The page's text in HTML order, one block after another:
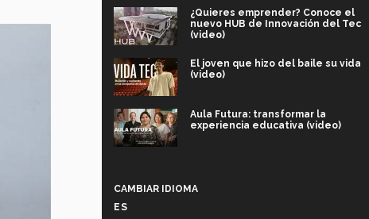
¿Quieres emprender? Conoce el
nuevo HUB de Innovación del Tec
(video)
El joven que hizo del baile su vida
(video)
Aula Futura: transformar la
experiencia educativa (video)
CAMBIAR IDIOMA
ES